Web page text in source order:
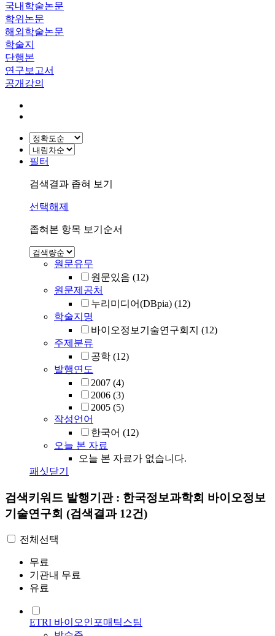
국내학술논문
학위논문
해외학술논문
학술지
단행본
연구보고서
공개강의
필터
검색결과 좁혀 보기
선택해제
좁혀본 항목 보기순서
원문유무
원문있음 (12)
원문제공처
누리미디어(DBpia) (12)
학술지명
바이오정보기술연구회지 (12)
주제분류
공학 (12)
발행연도
2007 (4)
2006 (3)
2005 (5)
작성언어
한국어 (12)
오늘 본 자료
오늘 본 자료가 없습니다.
패싯닫기
검색키워드 발행기관 : 한국정보과학회 바이오정보
기술연구회 (검색결과 12건)
전체선택
무료
기관내 무료
유료
ETRI 바이오인포매틱스팀